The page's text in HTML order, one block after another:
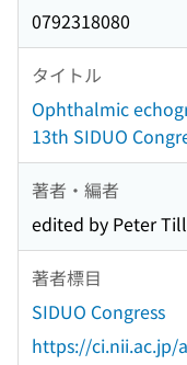
0792318080
タイトル
Ophthalmic
13th SIDUO
著者・編者
edited by Peter Till
著者標目
SIDUO Congress
https://ci.nii.ac.jp/